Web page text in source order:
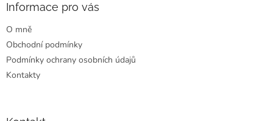
Informace pro vás
O mně
Obchodní podmínky
Podmínky ochrany osobních údajů
Kontakty